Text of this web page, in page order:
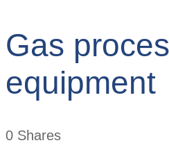
Gas
equipment
0 Shares